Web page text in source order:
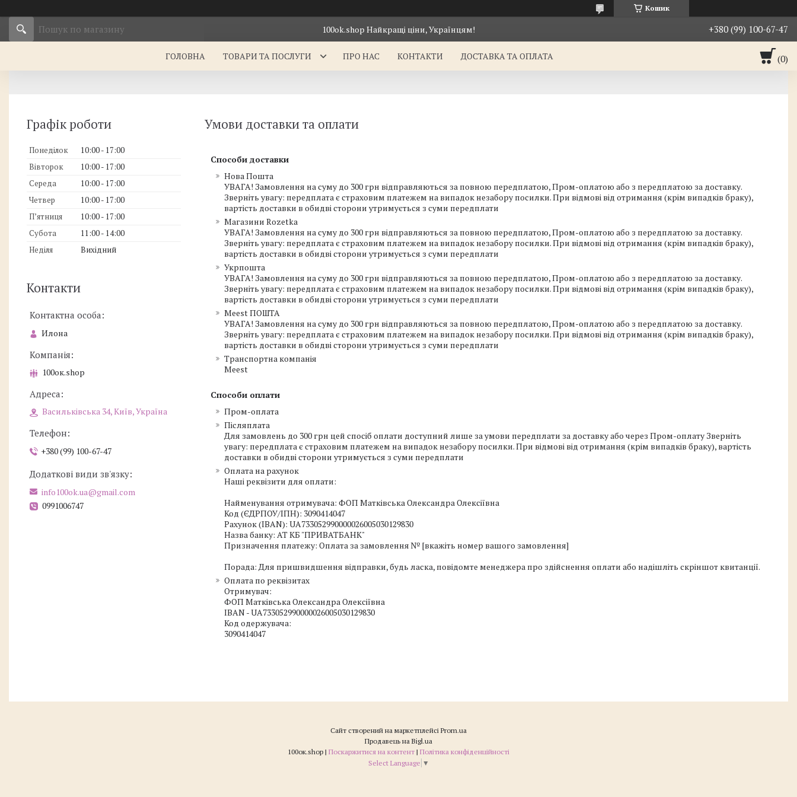
Кошик
100ok.shop Найкращі ціни, Українцям! +380 (99) 100-67-47
ГОЛОВНА ТОВАРИ ТА ПОСЛУГИ ПРО НАС КОНТАКТИ ДОСТАВКА ТА ОПЛАТА
Умови доставки та оплати
Способи доставки
Нова Пошта
УВАГА! Замовлення на суму до 300 грн відправляються за повною передплатою, Пром-оплатою або з передплатою за доставку.
Зверніть увагу: передплата є страховим платежем на випадок незабору посилки. При відмові від отримання (крім випадків браку),
вартість доставки в обидві сторони утримується з суми передплати
Магазини Rozetka
УВАГА! Замовлення на суму до 300 грн відправляються за повною передплатою, Пром-оплатою або з передплатою за доставку.
Зверніть увагу: передплата є страховим платежем на випадок незабору посилки. При відмові від отримання (крім випадків браку),
вартість доставки в обидві сторони утримується з суми передплати
Укрпошта
УВАГА! Замовлення на суму до 300 грн відправляються за повною передплатою, Пром-оплатою або з передплатою за доставку.
Зверніть увагу: передплата є страховим платежем на випадок незабору посилки. При відмові від отримання (крім випадків браку),
вартість доставки в обидві сторони утримується з суми передплати
Meest ПОШТА
УВАГА! Замовлення на суму до 300 грн відправляються за повною передплатою, Пром-оплатою або з передплатою за доставку.
Зверніть увагу: передплата є страховим платежем на випадок незабору посилки. При відмові від отримання (крім випадків браку),
вартість доставки в обидві сторони утримується з суми передплати
Транспортна компанія
Meest
Способи оплати
Пром-оплата
Післяплата
Для замовлень до 300 грн цей спосіб оплати доступний лише за умови передплати за доставку або через Пром-оплату Зверніть
увагу: передплата є страховим платежем на випадок незабору посилки. При відмові від отримання (крім випадків браку), вартість
доставки в обидві сторони утримується з суми передплати
Оплата на рахунок
Наші реквізити для оплати:
Найменування отримувача: ФОП Матківська Олександра Олексіївна
Код (ЄДРПОУ/ІПН): 3090414047
Рахунок (IBAN): UA733052990000026005030129830
Назва банку: АТ КБ "ПРИВАТБАНК"
Призначення платежу: Оплата за замовлення № [вкажіть номер вашого замовлення]
Порада: Для пришвидшення відправки, будь ласка, повідомте менеджера про здійснення оплати або надішліть скріншот квитанції.
Оплата по реквізитах
Отримувач:
ФОП Матківська Олександра Олексіївна
IBAN - UA733052990000026005030129830
Код одержувача:
3090414047
Графік роботи
Понеділок 10:00
17:00
Вівторок
10:00
17:00
Середа
10:00
17:00
Четвер
10:00
17:00
Пʼятниця
10:00
17:00
Субота
11:00
14:00
Неділя
Вихідний
Контакти
Илона
100ок.shop
Васильківська 34, Київ, Україна
+380 (99) 100-67-47
info100ok.ua@gmail.com
0991006747
Сайт створений на маркетплейсі Prom.ua
Продавець на Bigl.ua
100ок.shop | Поскаржитися на контент | Політика конфіденційності
Select Language ▼